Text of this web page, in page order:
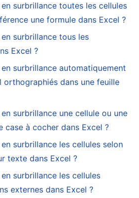
surbrillance toutes les cellules
une formule dans Excel ?
surbrillance tous les
Excel ?
surbrillance automatiquement
orthographiés dans une feuille
surbrillance une cellule ou une
case à cocher dans Excel ?
surbrillance les cellules selon
texte dans Excel ?
surbrillance les cellules
externes dans Excel ?